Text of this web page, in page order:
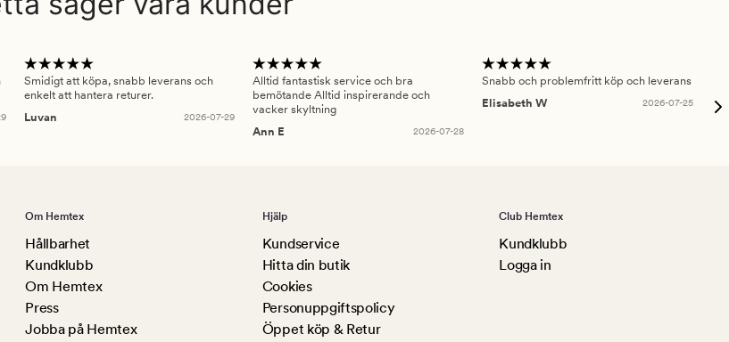
Smidigt att köpa, snabb leverans och
enkelt att hantera returer.
Luvan
2026-07-29
Alltid fantastisk service och bra
bemötande Alltid inspirerande och
vacker skyltning
Ann E
2026-07-28
Snabb och problemfritt köp och leverans
Elisabeth W
2026-07-25
Om Hemtex
Hållbarhet
Kundklubb
Om Hemtex
Press
Jobba på Hemtex
Hjälp
Kundservice
Hitta din butik
Cookies
Personuppgiftspolicy
Öppet köp & Retur
Club Hemtex
Kundklubb
Logga in